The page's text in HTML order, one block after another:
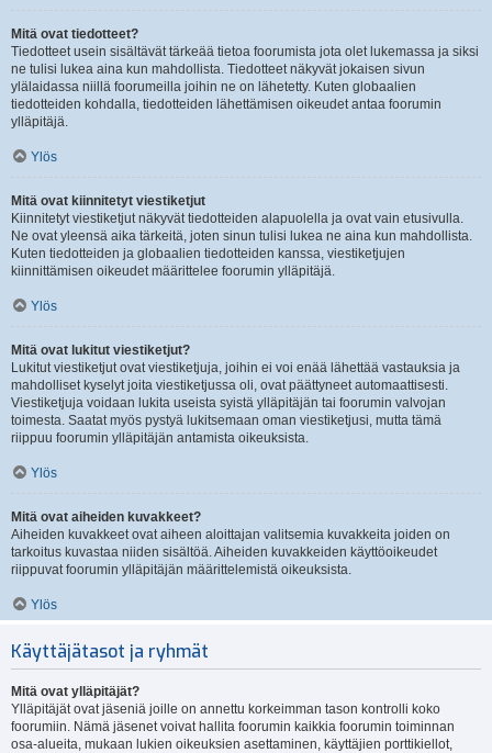
Mitä ovat tiedotteet?
Tiedotteet usein sisältävät tärkeää tietoa foorumista jota olet lukemassa ja siksi
ne tulisi lukea aina kun mahdollista. Tiedotteet näkyvät jokaisen sivun
ylälaidassa niillä foorumeilla joihin ne on lähetetty. Kuten globaalien
tiedotteiden kohdalla, tiedotteiden lähettämisen oikeudet antaa foorumin
ylläpitäjä.
Ylös
Mitä ovat kiinnitetyt viestiketjut
Kiinnitetyt viestiketjut näkyvät tiedotteiden alapuolella ja ovat vain etusivulla.
Ne ovat yleensä aika tärkeitä, joten sinun tulisi lukea ne aina kun mahdollista.
Kuten tiedotteiden ja globaalien tiedotteiden kanssa, viestiketjujen
kiinnittämisen oikeudet määrittelee foorumin ylläpitäjä.
Ylös
Mitä ovat lukitut viestiketjut?
Lukitut viestiketjut ovat viestiketjuja, joihin ei voi enää lähettää vastauksia ja
mahdolliset kyselyt joita viestiketjussa oli, ovat päättyneet automaattisesti.
Viestiketjuja voidaan lukita useista syistä ylläpitäjän tai foorumin valvojan
toimesta. Saatat myös pystyä lukitsemaan oman viestiketjusi, mutta tämä
riippuu foorumin ylläpitäjän antamista oikeuksista.
Ylös
Mitä ovat aiheiden kuvakkeet?
Aiheiden kuvakkeet ovat aiheen aloittajan valitsemia kuvakkeita joiden on
tarkoitus kuvastaa niiden sisältöä. Aiheiden kuvakkeiden käyttöoikeudet
riippuvat foorumin ylläpitäjän määrittelemistä oikeuksista.
Ylös
Käyttäjätasot ja ryhmät
Mitä ovat ylläpitäjät?
Ylläpitäjät ovat jäseniä joille on annettu korkeimman tason kontrolli koko
foorumiin. Nämä jäsenet voivat hallita foorumin kaikkia foorumin toiminnan
osa-alueita, mukaan lukien oikeuksien asettaminen, käyttäjien porttikiellot,